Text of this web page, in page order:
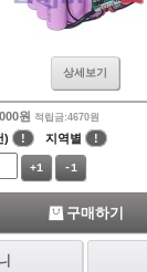
상세보기
원 적립금:4670원
) ! 지역별 !
+1 -1
구매하기